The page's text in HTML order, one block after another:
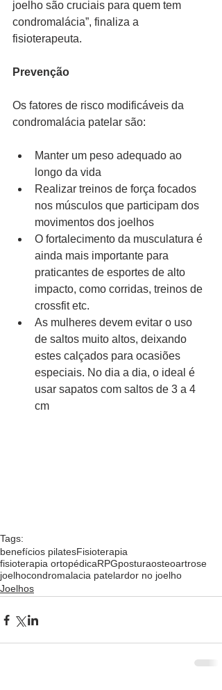
joelho são cruciais para quem tem
condromalácia”, finaliza a
fisioterapeuta.
Prevenção
Os fatores de risco modificáveis da
condromalácia patelar são:
Manter um peso adequado ao
longo da vida
Realizar treinos de força focados
nos músculos que participam dos
movimentos dos joelhos
O fortalecimento da musculatura é
ainda mais importante para
praticantes de esportes de alto
impacto, como corridas, treinos de
crossfit etc.
As mulheres devem evitar o uso
de saltos muito altos, deixando
estes calçados para ocasiões
especiais. No dia a dia, o ideal é
usar sapatos com saltos de 3 a 4
cm
Tags:
benefícios pilatesFisioterapia
fisioterapia ortopédicaRPGposturaosteoartrose
joelhocondromalacia patelardor no joelho
Joelhos